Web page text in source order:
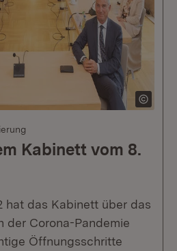
Kabinett vom 8.
hat das Kabinett über das
der Corona-Pandemie
Öffnungsschritte